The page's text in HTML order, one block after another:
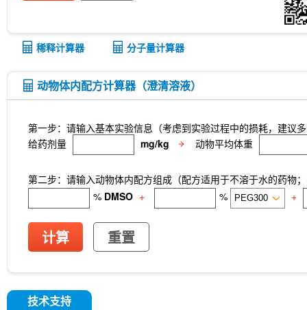
稀释计算器 分子量计算器
动物体内配方计算器（澄清溶液）
第一步：请输入基本实验信息（考虑到实验过程中的损耗，建议
给药剂量
mg/kg 动物平均体重
第二步：请输入动物体内配方组成（配方适用于不溶于水的药物
% DMSO + % +
计算 重置
技术支持